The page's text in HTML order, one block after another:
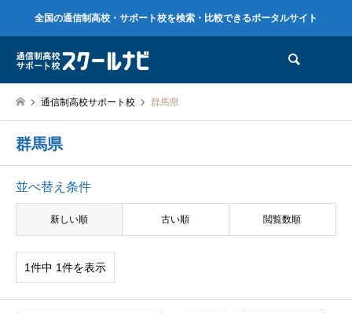
全国の通信制高校・サポート校を検索・比較できるポータルサイト
通信制高校サポート校 群馬県
群馬県
並べ替え条件
新しい順 古い順 閲覧数順
1件中 1件を表示